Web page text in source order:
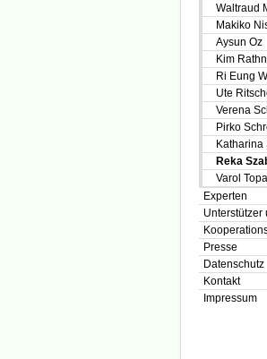
Waltraud
Makiko
Aysun Oz
Kim
Ri Eung
Ute
Verena
Pirko
Katharina
Reka
Varol
Experten
Unterstützer
Presse
Datenschutz
Kontakt
Impressum